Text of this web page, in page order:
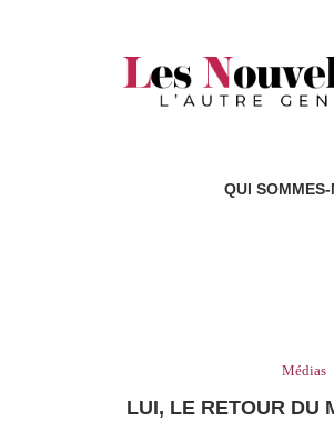
QUI
Médias
LUI, LE RETOUR DU